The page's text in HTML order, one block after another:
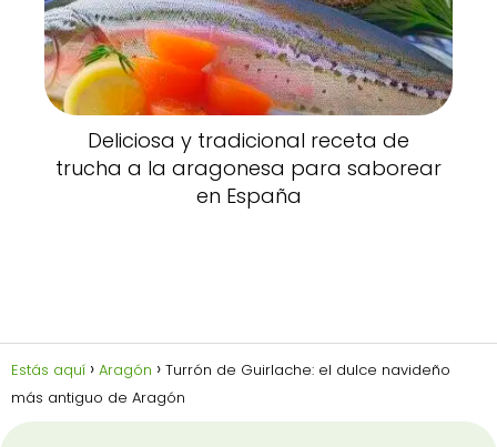
Deliciosa y tradicional receta de
trucha a la aragonesa para saborear
en España
Estás aquí Aragón
Turrón de Guirlache: el dulce navideño
más antiguo de Aragón